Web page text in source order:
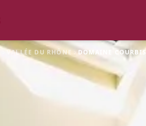
VALLÉE DU RHÔNE DOMAINE COURBIS